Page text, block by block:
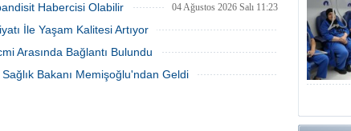
Habercisi Olabilir 04 Ağustos 2026 Salı 11:23
İle Yaşam Kalitesi Artıyor
Arasında Bağlantı Bulundu
03 Ağustos 2026 Pazartesi 17:40
Bakanı Memişoğlu'ndan Geldi